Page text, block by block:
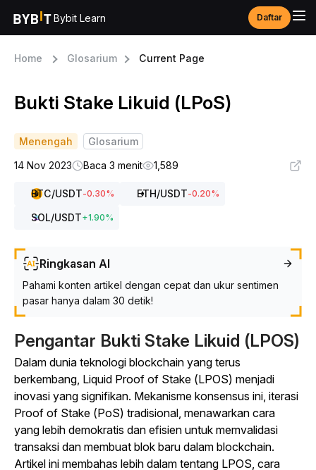
Bybit Learn Daftar
Home Glosarium Current Page
Bukti Stake Likuid (LPoS)
Menengah
Glosarium
14 Nov 2023
Baca 3 menit 1,589
BTC/USDT-0.30% ETH/USDT-0.20%
SOL/USDT+1.90%
Ringkasan AI
Pahami konten artikel dengan cepat dan ukur sentimen
pasar hanya dalam 30 detik!
Pengantar Bukti Stake Likuid (LPOS)
Dalam dunia teknologi blockchain yang terus
berkembang, Liquid Proof of Stake (LPOS) menjadi
inovasi yang signifikan. Mekanisme konsensus ini, iterasi
Proof of Stake (PoS) tradisional, menawarkan cara
yang lebih demokratis dan efisien untuk memvalidasi
transaksi dan membuat blok baru dalam blockchain.
Artikel ini membahas lebih dalam tentang LPOS, cara